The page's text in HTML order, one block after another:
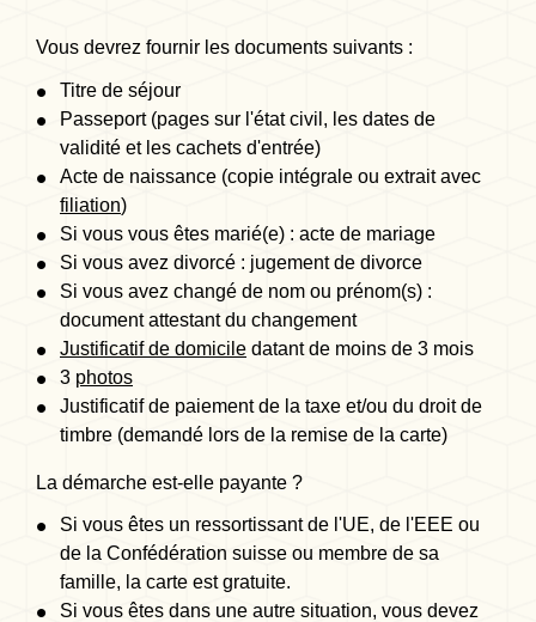
Vous devrez fournir les documents suivants :
Titre de séjour
Passeport (pages sur l'état civil, les dates de
validité et les cachets d'entrée)
Acte de naissance (copie intégrale ou extrait avec
filiation)
Si vous vous êtes marié(e) : acte de mariage
Si vous avez divorcé : jugement de divorce
Si vous avez changé de nom ou prénom(s) :
document attestant du changement
Justificatif de domicile datant de moins de 3 mois
3 photos
Justificatif de paiement de la taxe et/ou du droit de
timbre (demandé lors de la remise de la carte)
La démarche est-elle payante ?
Si vous êtes un ressortissant de l'UE, de l'EEE ou
de la Confédération suisse ou membre de sa
famille, la carte est gratuite.
Si vous êtes dans une autre situation, vous devez